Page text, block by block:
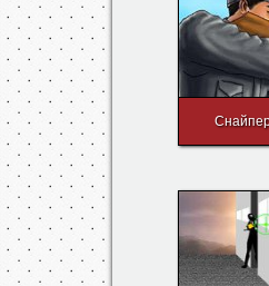
Infuzoriya